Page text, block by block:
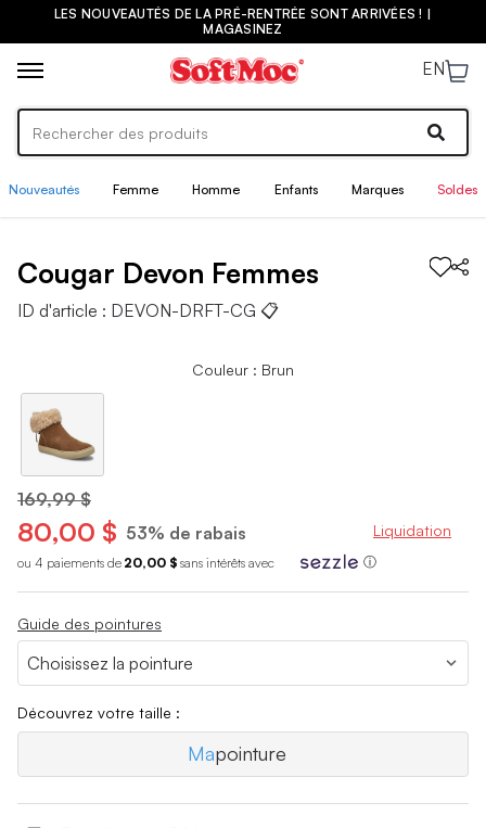
LES NOUVEAUTÉS DE LA PRÉ-RENTRÉE SONT ARRIVÉES ! |
MAGASINEZ
EN
Nouveautés Femme Homme Enfants Marques Soldes
Cougar Devon Femmes
ID d'article : DEVON-DRFT-CG 📋
Couleur : Brun
169,99 $
80,00 $ 53% de rabais Liquidation
ou 4 paiements de 20,00 $ sans intérêts avec ⓘ
Guide des pointures
Découvrez votre taille :
Mapointure